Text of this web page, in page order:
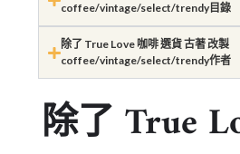
coffee/vintage/select/trendy目錄
除了 True Love 咖啡 選貨 古著 改製
coffee/vintage/select/trendy作者
除了 True